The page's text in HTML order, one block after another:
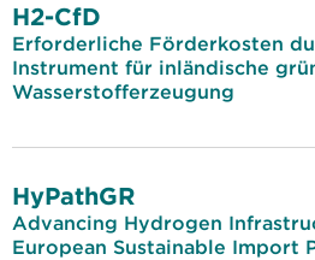
H2-CfD
Erforderliche Förderkosten
Instrument für inländische
Wasserstofferzeugung
HyPathGR
Advancing Hydrogen
European Sustainable Import